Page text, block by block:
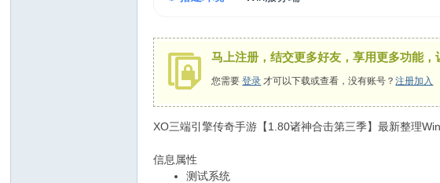
马上注册，结交更多好友，享用更多功能，
您需要登录 才可以下载或查看，没有账号？注册加入
XO三端引擎传奇手游【1.80诸神合击第三季】最新整理
信息属性
测试系统